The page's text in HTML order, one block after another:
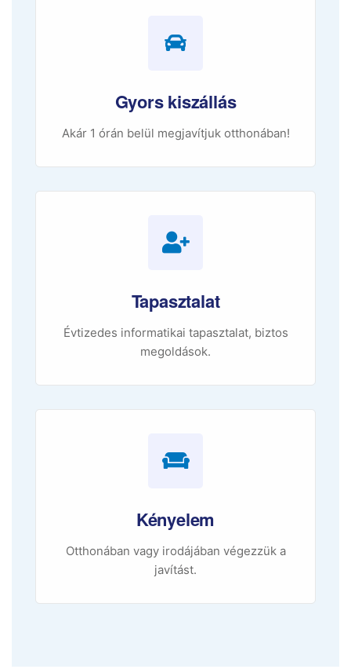
Gyors kiszállás
Akár 1 órán belül megjavítjuk otthonában!
Tapasztalat
Évtizedes informatikai tapasztalat, biztos
megoldások.
Kényelem
Otthonában vagy irodájában végezzük a
javítást.